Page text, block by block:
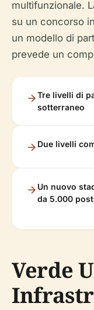
multifunzionale.
su un concorso
un modello di
prevede un
Tre livelli di
sotterraneo
Due livelli
Un nuovo
da 5.000
Verde